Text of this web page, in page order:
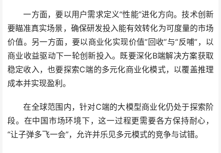
一方面，要以用户需求定义“性能”进化方向。技术创新
要瞄准真实场景，确保研发投入能有效转化为可度量的市场
价值。另一方面，要以商业化实现价值“回收”与“反哺”，以
商业收益驱动下一轮创新投入。既要深化B端解决方案获取
稳定收入，也要探索C端的多元化商业化模式，以覆盖推理
成本并实现盈利。
在全球范围内，针对C端的大模型商业化仍处于探索阶
段。在中国市场环境下，这一过程更需要各方保持耐心，
“让子弹多飞一会”，允许并乐见多元模式的竞争与试错。